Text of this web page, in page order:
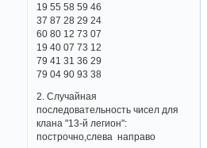
19 55 58 59 46
37 87 28 29 24
60 80 12 73 07
19 40 07 73 12
79 41 31 36 29
79 04 90 93 38
2. Случайная
последовательность чисел для
клана "13-й легион":
построчно,слева направо